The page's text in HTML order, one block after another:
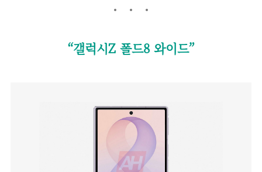
“갤럭시Z 폴드8 와이드”